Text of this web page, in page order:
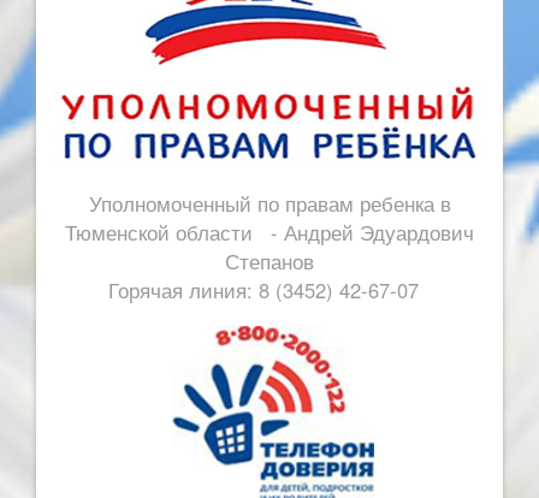
Уполномоченный по правам ребенка в
Тюменской области - Андрей Эдуардович
Степанов
Горячая линия: 8 (3452) 42-67-07